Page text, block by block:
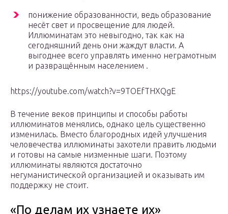
понижение образованности, ведь образование
несёт свет и просвещение для людей.
Иллюминатам это невыгодно, так как на
сегодняшний день они жаждут власти. А
выгоднее всего управлять именно неграмотным
и развращённым населением .
https://youtube.com/watch?v=9TOEfTHXQgE
В течение веков принципы и способы работы
иллюминатов менялись, однако цель существенно
изменилась. Вместо благородных идей улучшения
человечества иллюминаты захотели править людьми
и готовы на самые низменные шаги. Поэтому
иллюминаты являются достаточно
негуманистической организацией и оказывать им
поддержку не стоит.
«По делам их узнаете их»